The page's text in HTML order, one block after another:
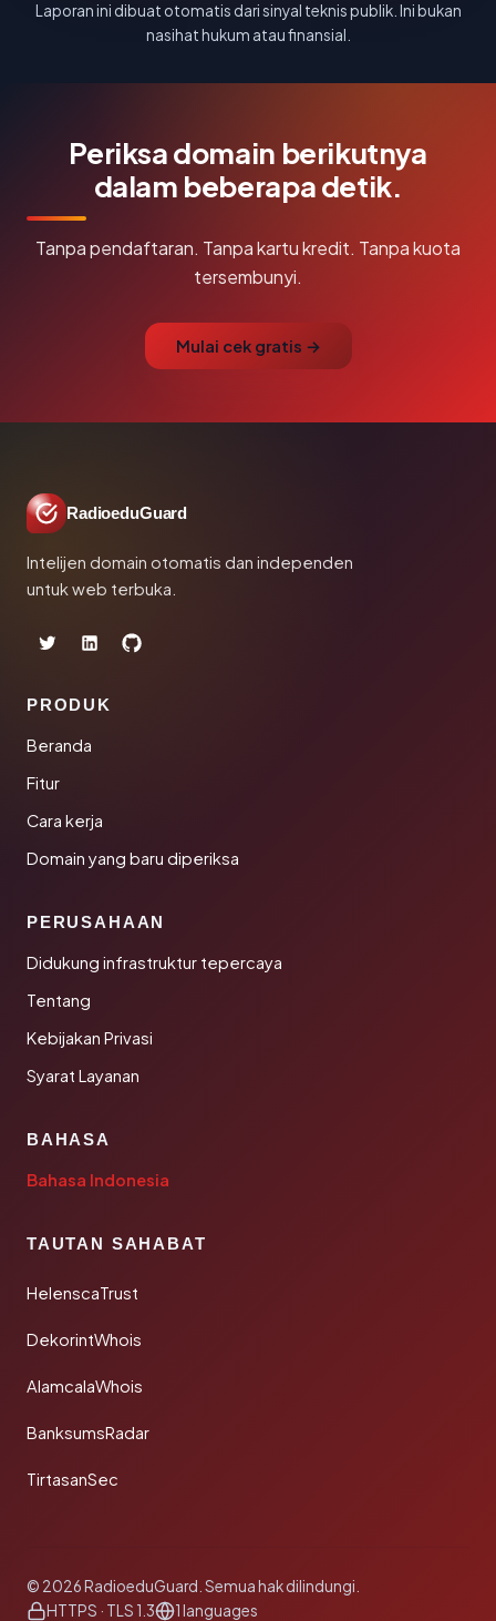
Laporan ini dibuat otomatis dari sinyal teknis publik. Ini bukan
nasihat hukum atau finansial.
Periksa domain berikutnya
dalam beberapa detik.
Tanpa pendaftaran. Tanpa kartu kredit. Tanpa kuota
tersembunyi.
Mulai cek gratis →
RadioeduGuard
Intelijen domain otomatis dan independen
untuk web terbuka.
PRODUK
Beranda
Fitur
Cara kerja
Domain yang baru diperiksa
PERUSAHAAN
Didukung infrastruktur tepercaya
Tentang
Kebijakan Privasi
Syarat Layanan
BAHASA
Bahasa Indonesia
TAUTAN SAHABAT
HelenscaTrust
DekorintWhois
AlamcalaWhois
BanksumsRadar
TirtasanSec
© 2026 RadioeduGuard. Semua hak dilindungi.
HTTPS · TLS 1.3
1 languages